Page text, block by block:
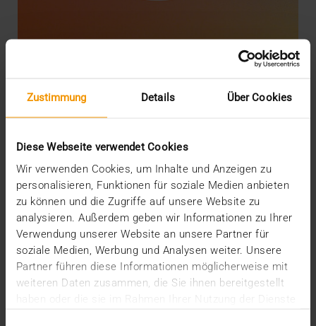
Zustimmung Details Über Cookies
Diese Webseite verwendet Cookies
Wir verwenden Cookies, um Inhalte und Anzeigen zu
personalisieren, Funktionen für soziale Medien anbieten
zu können und die Zugriffe auf unsere Website zu
analysieren. Außerdem geben wir Informationen zu Ihrer
Verwendung unserer Website an unsere Partner für
soziale Medien, Werbung und Analysen weiter. Unsere
Partner führen diese Informationen möglicherweise mit
weiteren Daten zusammen, die Sie ihnen bereitgestellt
Die VISUS Health IT wird Teil der
CompuGroup Medical
Meilenstein in der erfolgreichen
Unternehmensgeschichte…
VISUS HEALTH IT
MEHR ERFAHREN